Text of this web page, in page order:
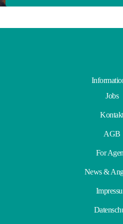
Jobs
AGB
For
News &